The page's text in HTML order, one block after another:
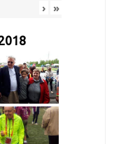
› »